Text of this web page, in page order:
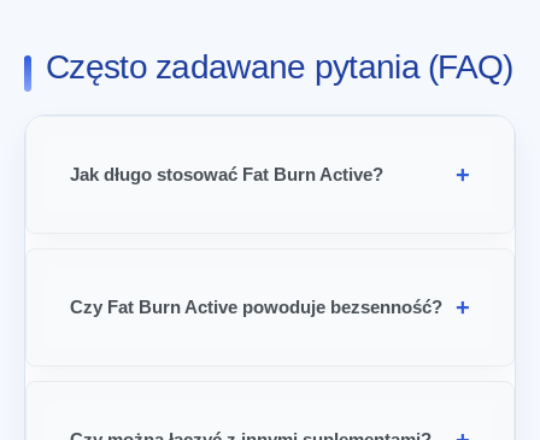
Często zadawane pytania (FAQ)
Jak długo stosować Fat Burn Active?
Czy Fat Burn Active powoduje bezsenność?